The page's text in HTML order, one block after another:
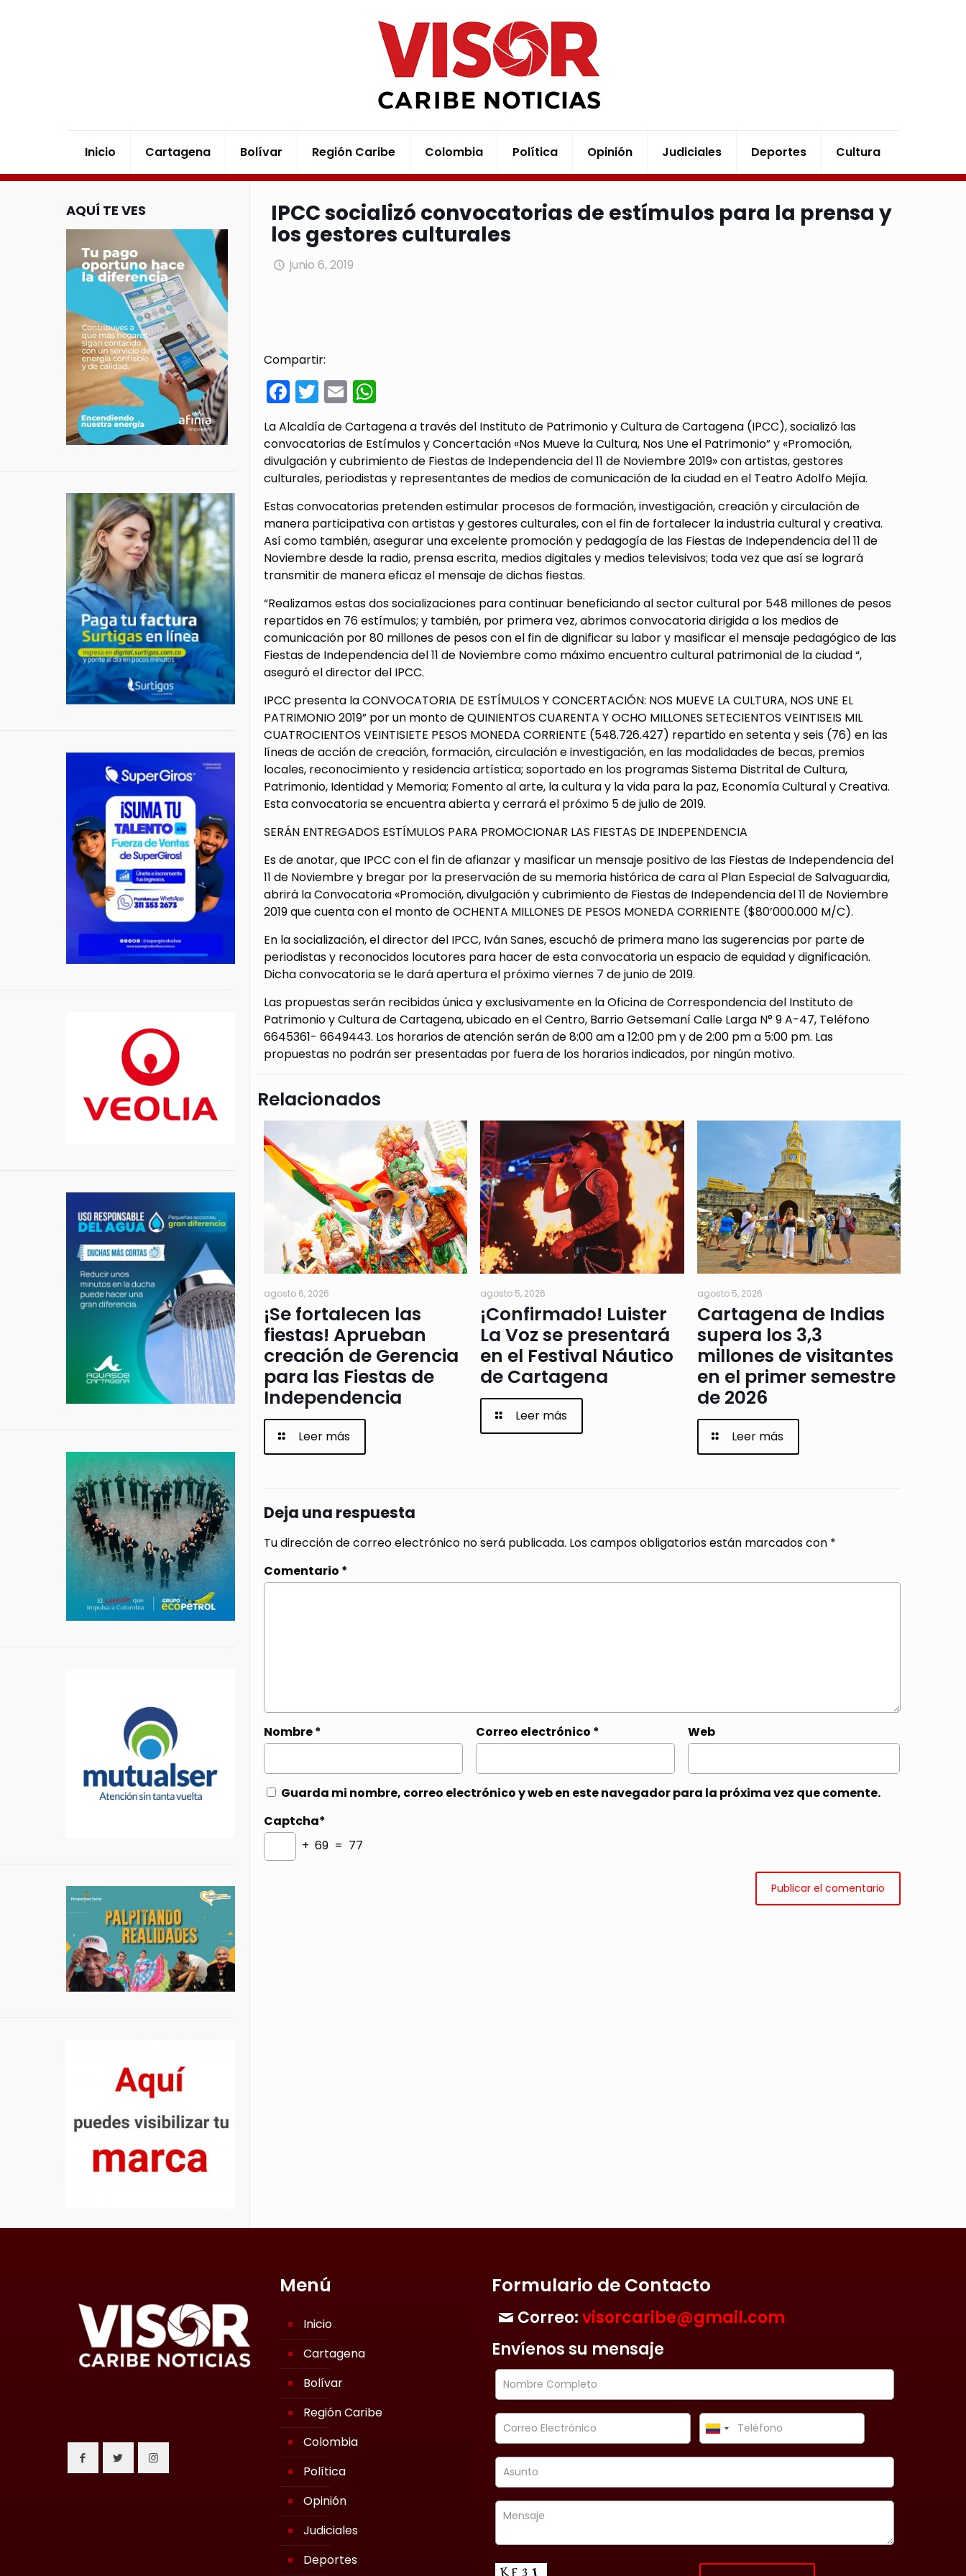
Inicio Cartagena Bolívar Región Caribe Colombia Política Opinión Judiciales Deportes Cultura
IPCC socializó convocatorias de estímulos para la prensa y
los gestores culturales
junio 6, 2019
Compartir:
Facebook
Twitter
Email
La Alcaldía de Cartagena a través del Instituto de Patrimonio y Cultura de Cartagena (IPCC), socializó las
convocatorias de Estímulos y Concertación «Nos Mueve la Cultura, Nos Une el Patrimonio” y «Promoción,
divulgación y cubrimiento de Fiestas de Independencia del 11 de Noviembre 2019» con artistas, gestores
culturales, periodistas y representantes de medios de comunicación de la ciudad en el Teatro Adolfo Mejía.
Estas convocatorias pretenden estimular procesos de formación, investigación, creación y circulación de
manera participativa con artistas y gestores culturales, con el fin de fortalecer la industria cultural y creativa.
Así como también, asegurar una excelente promoción y pedagogía de las Fiestas de Independencia del 11 de
Noviembre desde la radio, prensa escrita, medios digitales y medios televisivos; toda vez que así se logrará
transmitir de manera eficaz el mensaje de dichas fiestas.
“Realizamos estas dos socializaciones para continuar beneficiando al sector cultural por 548 millones de pesos
repartidos en 76 estímulos; y también, por primera vez, abrimos convocatoria dirigida a los medios de
comunicación por 80 millones de pesos con el fin de dignificar su labor y masificar el mensaje pedagógico de las
Fiestas de Independencia del 11 de Noviembre como máximo encuentro cultural patrimonial de la ciudad “,
aseguró el director del IPCC.
IPCC presenta la CONVOCATORIA DE ESTÍMULOS Y CONCERTACIÓN: NOS MUEVE LA CULTURA, NOS UNE EL
PATRIMONIO 2019” por un monto de QUINIENTOS CUARENTA Y OCHO MILLONES SETECIENTOS VEINTISEIS MIL
CUATROCIENTOS VEINTISIETE PESOS MONEDA CORRIENTE (548.726.427) repartido en setenta y seis (76) en las
líneas de acción de creación, formación, circulación e investigación, en las modalidades de becas, premios
locales, reconocimiento y residencia artística; soportado en los programas Sistema Distrital de Cultura,
Patrimonio, Identidad y Memoria; Fomento al arte, la cultura y la vida para la paz, Economía Cultural y Creativa.
Esta convocatoria se encuentra abierta y cerrará el próximo 5 de julio de 2019.
SERÁN ENTREGADOS ESTÍMULOS PARA PROMOCIONAR LAS FIESTAS DE INDEPENDENCIA
Es de anotar, que IPCC con el fin de afianzar y masificar un mensaje positivo de las Fiestas de Independencia del
11 de Noviembre y bregar por la preservación de su memoria histórica de cara al Plan Especial de Salvaguardia,
abrirá la Convocatoria «Promoción, divulgación y cubrimiento de Fiestas de Independencia del 11 de Noviembre
2019 que cuenta con el monto de OCHENTA MILLONES DE PESOS MONEDA CORRIENTE ($80’000.000 M/C).
En la socialización, el director del IPCC, Iván Sanes, escuchó de primera mano las sugerencias por parte de
periodistas y reconocidos locutores para hacer de esta convocatoria un espacio de equidad y dignificación.
Dicha convocatoria se le dará apertura el próximo viernes 7 de junio de 2019.
Las propuestas serán recibidas única y exclusivamente en la Oficina de Correspondencia del Instituto de
Patrimonio y Cultura de Cartagena, ubicado en el Centro, Barrio Getsemaní Calle Larga N° 9 A-47, Teléfono
6645361- 6649443. Los horarios de atención serán de 8:00 am a 12:00 pm y de 2:00 pm a 5:00 pm. Las
propuestas no podrán ser presentadas por fuera de los horarios indicados, por ningún motivo.
Relacionados
agosto 6, 2026
¡Se fortalecen las
fiestas! Aprueban
creación de Gerencia
para las Fiestas de
Independencia
Leer más
agosto 5, 2026
¡Confirmado! Luister
La Voz se presentará
en el Festival Náutico
de Cartagena
Leer más
agosto 5, 2026
Cartagena de Indias
supera los 3,3
millones de visitantes
en el primer semestre
de 2026
Leer más
Deja una respuesta
Tu dirección de correo electrónico no será publicada. Los campos obligatorios están marcados con *
Comentario *
Nombre* Correo electrónico * Web
Guarda mi nombre, correo electrónico y web en este navegador para la próxima vez que comente.
Captcha*
+ 69 = 77
AQUÍ TE VES
Menú
Inicio
Cartagena
Bolívar
Región Caribe
Colombia
Política
Opinión
Judiciales
Deportes
Formulario de Contacto
Correo:visorcaribe@gmail.com
Envíenos su mensaje